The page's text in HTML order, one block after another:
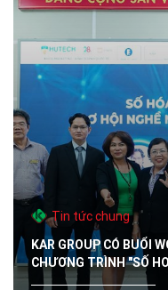
Tin tức chung
KAR GROUP CÓ BUỔI
CHƯƠNG TRÌNH "SỐ
NGHỀ NGHIỆP TIỀM